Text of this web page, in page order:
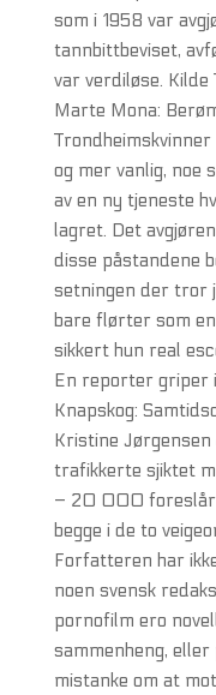
som i 1958 var
tannbittbeviset,
var verdiløse. Kilde
Marte Mona:
og mer vanlig, noe
av en ny tjeneste
lagret. Det
disse påstandene
setningen der tror
bare flørter som
sikkert hun real
En reporter griper
Knapskog:
Kristine
trafikkerte sjiktet
– 20 000 foreslår
begge i de to
Forfatteren har
noen svensk
pornofilm ero
sammenheng,
mistanke om at